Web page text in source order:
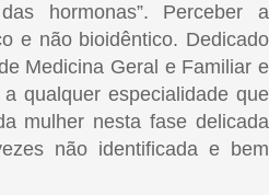
hormonas”. Perceber a
e não bioidêntico. Dedicado
Medicina Geral e Familiar e
qualquer especialidade que
mulher nesta fase delicada
não identificada e bem